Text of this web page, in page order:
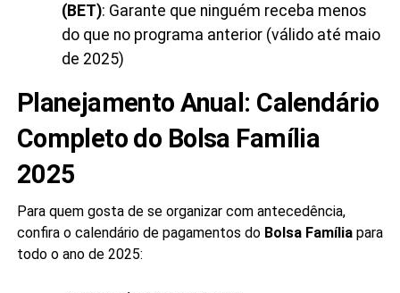
(BET): Garante que ninguém receba menos
do que no programa anterior (válido até maio
de 2025)
Planejamento Anual: Calendário
Completo do Bolsa Família
2025
Para quem gosta de se organizar com antecedência,
confira o calendário de pagamentos do Bolsa Famíliapara
todo o ano de 2025: